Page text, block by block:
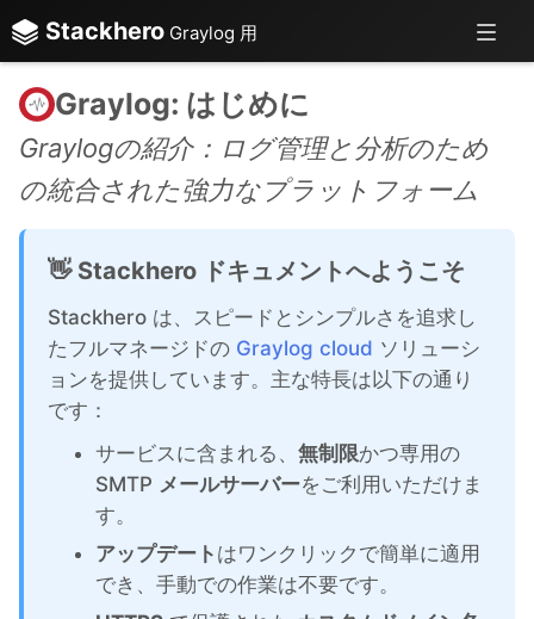
Stackhero Graylog 用
ChatWoot
ClickHouse
Graylog: はじめに
Graylogの紹介：ログ管理と分析のため
の統合された強力なプラットフォーム
👋 Stackhero ドキュメントへようこそ
Stackhero は、スピードとシンプルさを追求し
たフルマネージドの Graylog cloud ソリューシ
ョンを提供しています。主な特長は以下の通り
です：
サービスに含まれる、 無制限かつ専用の
SMTP メールサーバーをご利用いただけま
す。
アップデート はワンクリックで簡単に適用
でき、手動での作業は不要です。